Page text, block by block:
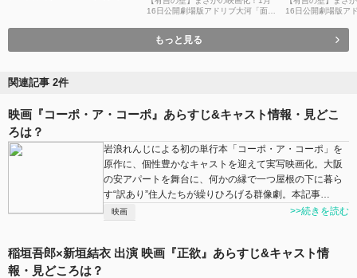
16日公開劇場版アドリブ大河「面白
16日公開劇場版ア
もっと見る
関連記事 2件
映画『コーポ・ア・コーポ』あらすじ&キャスト情報・見どこ
ろは？
岩浪れんじによる初の単行本「コーポ・ア・コーポ」を
原作に、個性豊かなキャストを迎えて実写映画化。大阪
の安アパートを舞台に、何かの縁で一つ屋根の下に暮ら
す“訳あり”住人たちが繰りひろげる群像劇。本記事…
映画 >>続きを読む
稲垣吾郎×新垣結衣 出演 映画『正欲』あらすじ&キャスト情
報・見どころは？